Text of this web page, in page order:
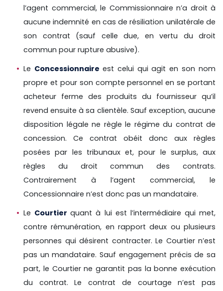
l’agent commercial, le Commissionnaire n’a droit à
aucune indemnité en cas de résiliation unilatérale de
son contrat (sauf celle due, en vertu du droit
commun pour rupture abusive).
Le Concessionnaire est celui qui agit en son nom
propre et pour son compte personnel en se portant
acheteur ferme des produits du fournisseur qu’il
revend ensuite à sa clientèle. Sauf exception, aucune
disposition légale ne règle le régime du contrat de
concession. Ce contrat obéit donc aux règles
posées par les tribunaux et, pour le surplus, aux
règles du droit commun des contrats.
Contrairement à l’agent commercial, le
Concessionnaire n’est donc pas un mandataire.
Le Courtierquant à lui est l’intermédiaire qui met,
contre rémunération, en rapport deux ou plusieurs
personnes qui désirent contracter. Le Courtier n’est
pas un mandataire. Sauf engagement précis de sa
part, le Courtier ne garantit pas la bonne exécution
du contrat. Le contrat de courtage n’est pas